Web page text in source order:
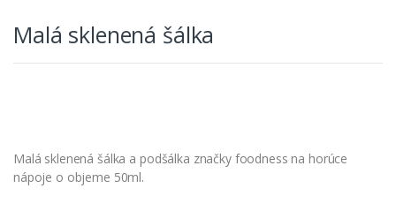
Malá sklenená šálka
Malá sklenená šálka a podšálka značky foodness na horúce
nápoje o objeme 50ml.